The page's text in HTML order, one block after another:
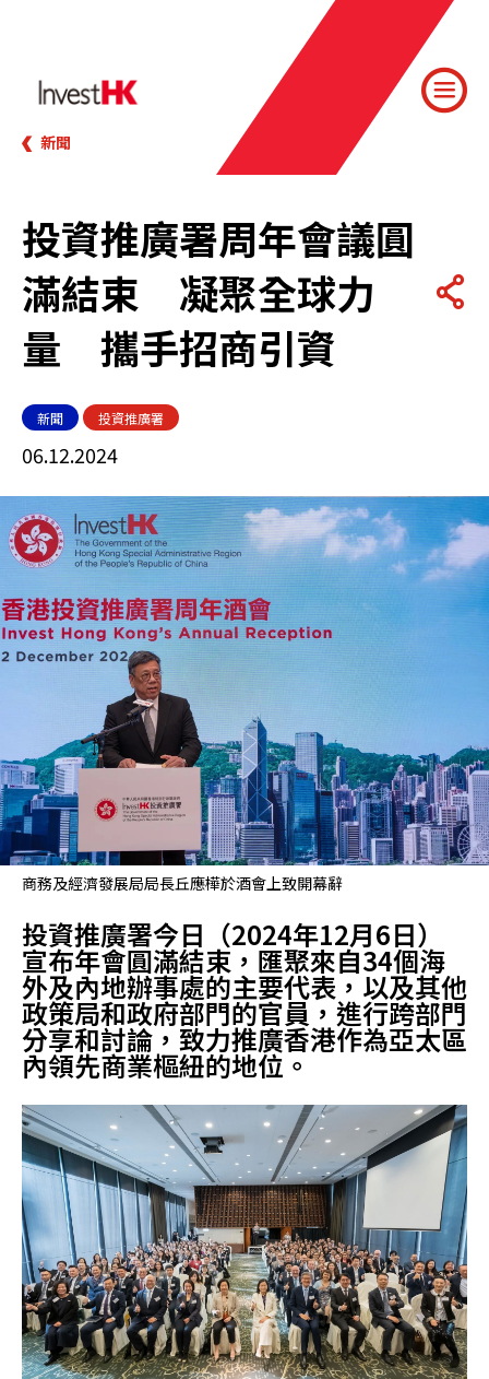
新聞
投資推廣署周年會議圓
滿結束 凝聚全球力
量 攜手招商引資
新聞 投資推廣署
06.12.2024
商務及經濟發展局局長丘應樺於酒會上致開幕辭
投資推廣署今日（2024年12月6日）
宣布年會圓滿結束，匯聚來自34個海
外及內地辦事處的主要代表，以及其他
政策局和政府部門的官員，進行跨部門
分享和討論，致力推廣香港作為亞太區
內領先商業樞紐的地位。